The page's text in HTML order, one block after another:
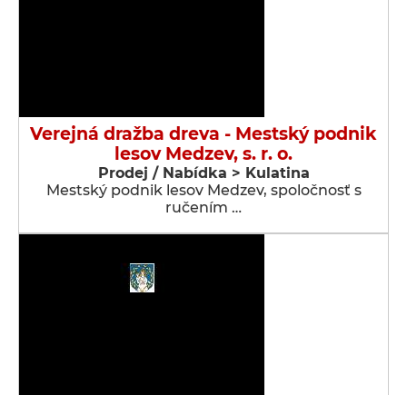
Verejná dražba dreva - Mestský podnik
lesov Medzev, s. r. o.
Prodej / Nabídka > Kulatina
Mestský podnik lesov Medzev, spoločnosť s
ručením …